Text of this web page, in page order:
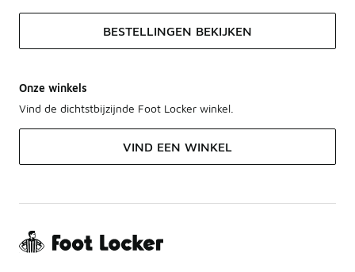
BESTELLINGEN BEKIJKEN
Onze winkels
Vind de dichtstbijzijnde Foot Locker winkel.
VIND EEN WINKEL